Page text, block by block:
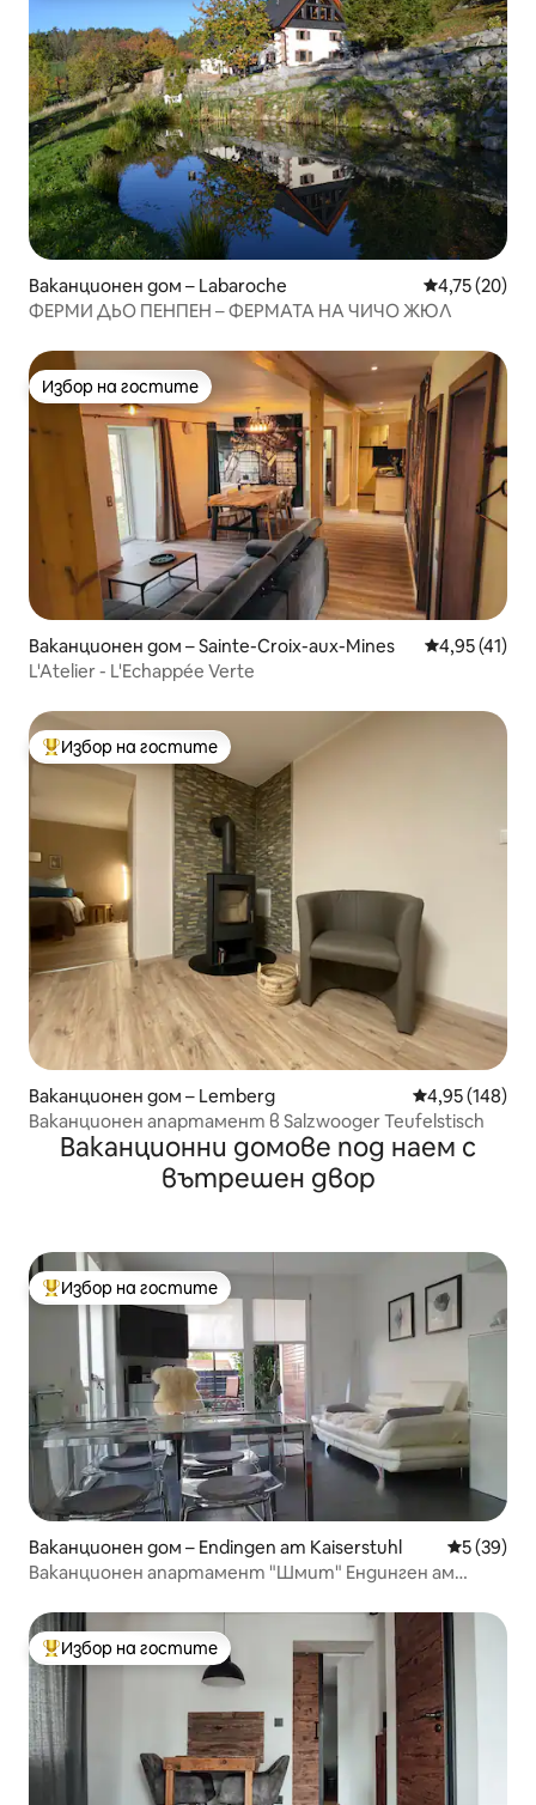
Ваканционен дом – Labaroche Средна
4,75 (20)
ФЕРМИ ДЬО ПЕНПЕН – ФЕРМАТА НА ЧИЧО ЖЮЛ
Избор на гостите
Избор на гостите
Ваканционен дом – Sainte-Croix-aux-Mines Средна
4,95 (41)
L'Atelier - L'Echappée Verte
Най-популярен избор на гостите
Избор на гостите
Ваканционен дом – Lemberg Средна
4,95 (148)
Ваканционен апартамент в Salzwooger Teufelstisch
Ваканционни домове под наем с
вътрешен двор
Най-популярен избор на гостите
Избор на гостите
Ваканционен дом – Endingen am Kaiserstuhl Средна
5 (39)
Ваканционен апартамент "Шмит" Ендинген ам
Най-популярен избор на гостите
Избор на гостите